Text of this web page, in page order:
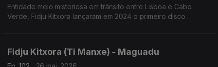
Entidade meio misteriosa em trânsito entre Lisboa e Cabo
Verde, Fidju Kitxora lançaram em 2024 o primeiro disco
Fidju Kitxora (Ti Manxe) - Maguadu